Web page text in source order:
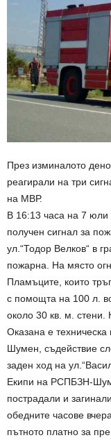
През изминалото
реагирали на три
на МВР.
В 16:13 часа на 7
получен сигнал за
ул.“Тодор Велков“ в
пожарна. На място
Пламъците, които
с помощта на 100 л.
около 30 кв. м. стени.
Оказана е
Шумен, съдействие
заден ход на
Екипи на РСПБЗН-
пострадали и
обедните часове
пътното платно за